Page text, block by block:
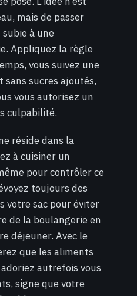
mais de passer
à une
Appliquez la règle
vous suivez une
sucres ajoutés,
vous autorisez un
culpabilité.
réside dans la
à cuisiner un
pour contrôler ce
toujours des
votre sac pour éviter
de la boulangerie en
déjeuner. Avec le
que les aliments
autrefois vous
signe que votre